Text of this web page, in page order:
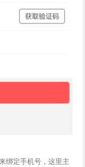
绑定手机号，这里主